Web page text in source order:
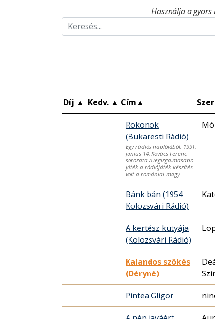
Használja a
Díj ▲ Kedv. ▲ Cím▲
Rokonok
(Bukaresti Rádió)
Egy rádiós naplójából. 1991.
június 14. Kovács Ferenc
sorozata A legizgalmasabb
játék a rádiójáték-készítés
volt a romániai-magy
Bánk bán (1954
Kolozsvári Rádió)
A kertész kutyája
(Kolozsvári Rádió)
Kalandos szökés
(Déryné)
Pintea Gligor